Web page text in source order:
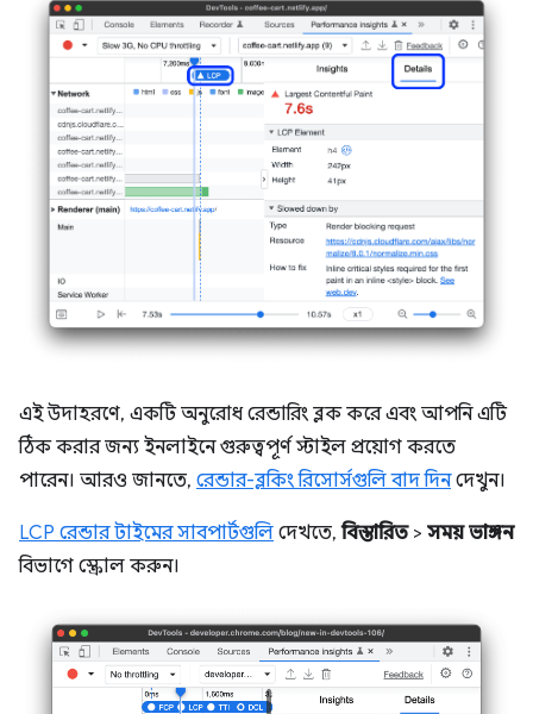
এই উদাহরণে, একটি অনুরোধ রেন্ডারিং ব্লক করে এবং আপনি এটি
ঠিক করার জন্য ইনলাইনে গুরুত্বপূর্ণ স্টাইল প্রয়োগ করতে
পারেন। আরও জানতে, রেন্ডার-ব্লকিং রিসোর্সগুলি বাদ দিনদেখুন।
LCP রেন্ডার টাইমের সাবপার্টগুলি দেখতে,বিস্তারিত> সময় ভাঙ্গন
বিভাগে স্ক্রোল করুন।